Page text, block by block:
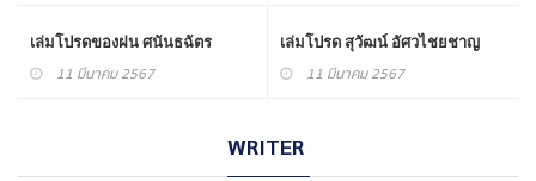
เล่มโปรดของฝน ศนันธฉัตร
11 มีนาคม 2567
เล่มโปรด สุวัฒน์ อัศวไชยชาญ
11 มีนาคม 2567
WRITER